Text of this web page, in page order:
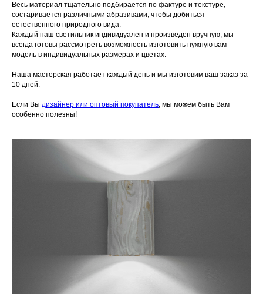
Весь материал тщательно подбирается по фактуре и текстуре,
состаривается различными абразивами, чтобы добиться
естественного природного вида.
Каждый наш светильник индивидуален и произведен вручную, мы
всегда готовы рассмотреть возможность изготовить нужную вам
модель в индивидуальных размерах и цветах.
Наша мастерская работает каждый день и мы изготовим ваш заказ за
10 дней.
Если Вы дизайнер или оптовый покупатель, мы можем быть Вам
особенно полезны!